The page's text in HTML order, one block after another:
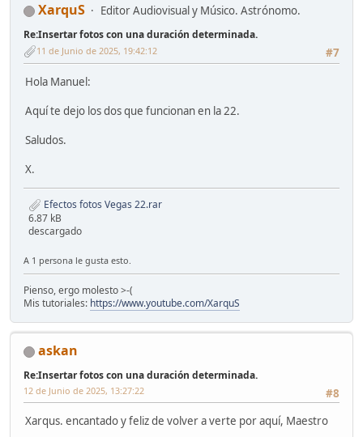
XarquS Editor Audiovisual y Músico. Astrónomo.
Re:Insertar fotos con una duración determinada.
#7
11 de Junio de 2025, 19:42:12
Hola Manuel:
Aquí te dejo los dos que funcionan en la 22.
Saludos.
X.
Efectos fotos Vegas 22.rar
6.87 kB
descargado
A 1 persona le gusta esto.
Pienso, ergo molesto >-(
Mis tutoriales: https://www.youtube.com/XarquS
askan
Re:Insertar fotos con una duración determinada.
#8
12 de Junio de 2025, 13:27:22
Xarqus. encantado y feliz de volver a verte por aquí, Maestro